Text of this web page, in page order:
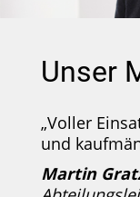
Unser
„Voller
und
Martin